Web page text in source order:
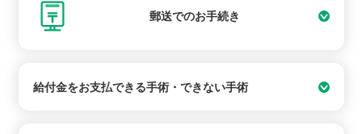
郵送でのお手続き
給付金をお支払できる手術・できない手術